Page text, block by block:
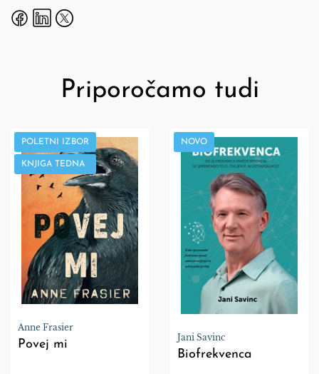
Priporočamo tudi
POLETNI IZBOR
KNJIGA TEDNA
Anne Frasier
Povej mi
NOVO
Jani Savinc
Biofrekvenca